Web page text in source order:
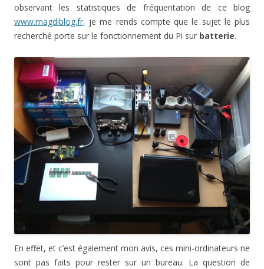
observant les statistiques de fréquentation de ce blog
www.magdiblog.fr, je me rends compte que le sujet le plus
recherché porte sur le fonctionnement du Pi sur batterie.
En effet, et c’est également mon avis, ces mini-ordinateurs ne
sont pas faits pour rester sur un bureau. La question de